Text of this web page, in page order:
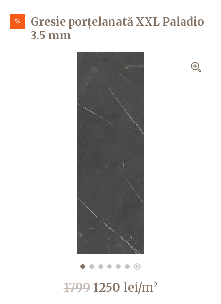
%
Gresie porțelanată XXL Paladio
3.5 mm
1799 1250 lei/m2